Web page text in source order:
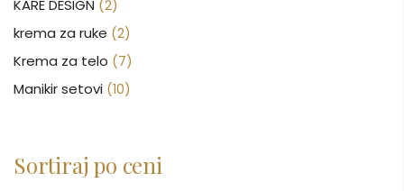
KARE DESIGN (2)
krema za ruke (2)
Krema za telo (7)
Manikir setovi (10)
Nega lica (88)
Sortiraj po ceni